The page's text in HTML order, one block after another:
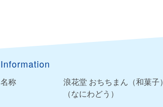
Information
名称
浪花堂 おちちまん（和菓子）
（なにわどう）